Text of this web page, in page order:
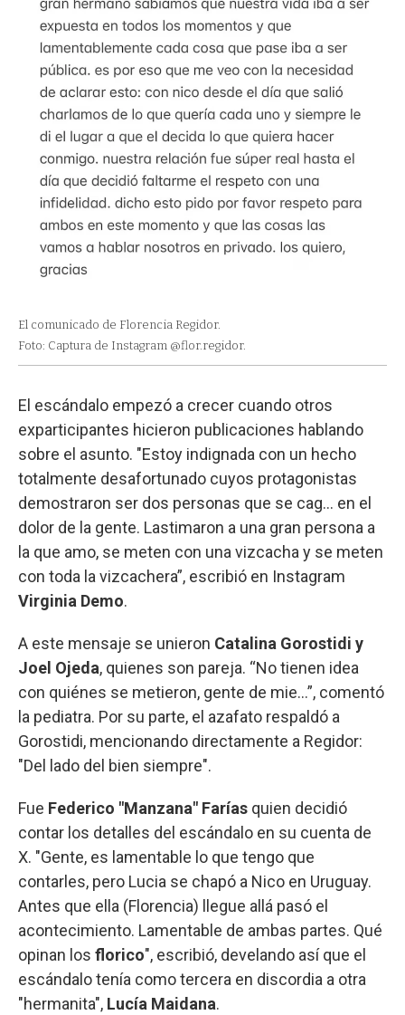
El comunicado de Florencia Regidor.
Foto: Captura de Instagram @flor.regidor.
El escándalo empezó a crecer cuando otros
exparticipantes hicieron publicaciones hablando
sobre el asunto. "Estoy indignada con un hecho
totalmente desafortunado cuyos protagonistas
demostraron ser dos personas que se cag… en el
dolor de la gente. Lastimaron a una gran persona a
la que amo, se meten con una vizcacha y se meten
con toda la vizcachera”, escribió en Instagram
Virginia Demo.
A este mensaje se unieron Catalina Gorostidi y
Joel Ojeda, quienes son pareja. “No tienen idea
con quiénes se metieron, gente de mie…”, comentó
la pediatra. Por su parte, el azafato respaldó a
Gorostidi, mencionando directamente a Regidor:
"Del lado del bien siempre".
Fue Federico "Manzana" Farías quien decidió
contar los detalles del escándalo en su cuenta de
X. "Gente, es lamentable lo que tengo que
contarles, pero Lucia se chapó a Nico en Uruguay.
Antes que ella (Florencia) llegue allá pasó el
acontecimiento. Lamentable de ambas partes. Qué
opinan los florico", escribió, develando así que el
escándalo tenía como tercera en discordia a otra
"hermanita", Lucía Maidana.